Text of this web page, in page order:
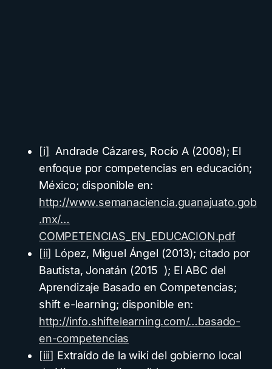
[i]
Andrade Cázares, Rocío A (2008); El
enfoque por competencias en educación;
México; disponible en:
http://www.semanaciencia.guanajuato.gob
.mx/…
COMPETENCIAS_EN_EDUCACION.pdf
[ii] López, Miguel Ángel (2013); citado por
Bautista, Jonatán (2015 ); El ABC del
Aprendizaje Basado en Competencias;
shift e-learning; disponible en:
http://info.shiftelearning.com/…basado-
en-competencias
[iii] Extraído de la wiki del gobierno local